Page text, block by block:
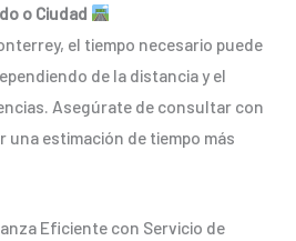
o Ciudad
el tiempo necesario puede
de la distancia y el
Asegúrate de consultar con
una estimación de tiempo más
Eficiente con Servicio de